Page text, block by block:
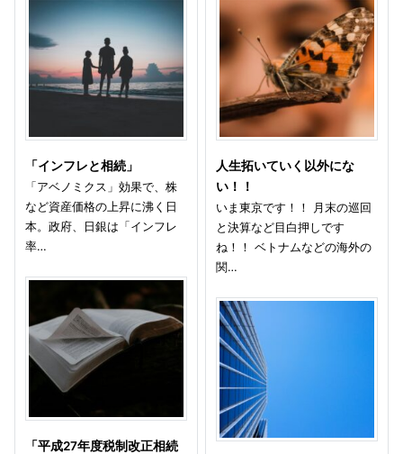
「インフレと相続」
「アベノミクス」効果で、株
など資産価格の上昇に沸く日
本。政府、日銀は「インフレ
率…
「平成27年度税制改正相続
人生拓いていく以外にな
い！！
いま東京です！！ 月末の巡回
と決算など目白押しです
ね！！ ベトナムなどの海外の
関…